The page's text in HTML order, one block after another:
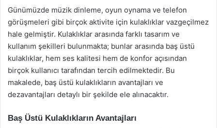
Günümüzde müzik dinleme, oyun oynama ve telefon
görüşmeleri gibi birçok aktivite için kulaklıklar vazgeçilmez
hale gelmiştir. Kulaklıklar arasında farklı tasarım ve
kullanım şekilleri bulunmakta; bunlar arasında baş üstü
kulaklıklar, hem ses kalitesi hem de konfor açısından
birçok kullanıcı tarafından tercih edilmektedir. Bu
makalede, baş üstü kulaklıkların avantajları ve
dezavantajları detaylı bir şekilde ele alınacaktır.
Baş Üstü Kulaklıkların Avantajları